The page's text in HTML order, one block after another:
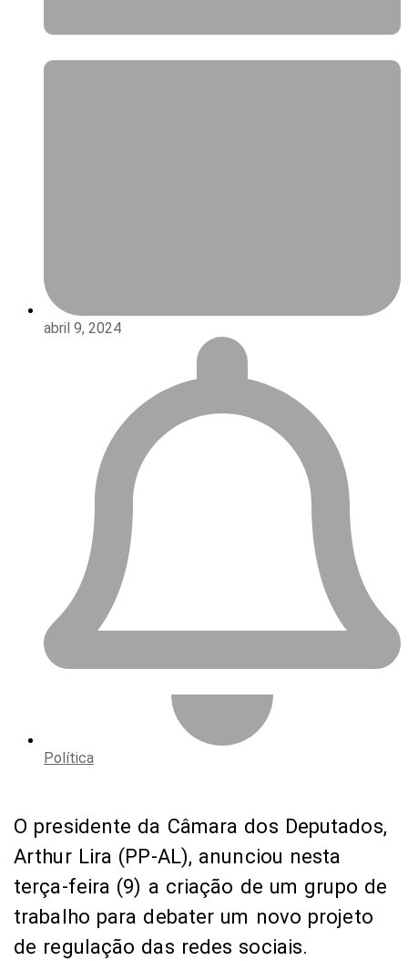
abril 9, 2024
Política
O presidente da Câmara dos Deputados,
Arthur Lira (PP-AL), anunciou nesta
terça-feira (9) a criação de um grupo de
trabalho para debater um novo projeto
de regulação das redes sociais.